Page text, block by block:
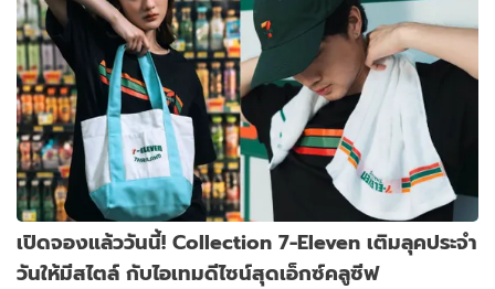
เปิดจองแล้ววันนี้! Collection 7-Eleven เติมลุคประจำ
วันให้มีสไตล์ กับไอเทมดีไซน์สุดเอ็กซ์คลูซีฟ